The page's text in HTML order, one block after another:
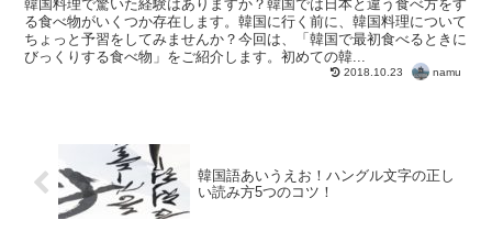
韓国料理で驚いた経験はありますか？韓国では日本と違う食べ方をす
る食べ物がいくつか存在します。韓国に行く前に、韓国料理について
ちょっと予習をしてみませんか？今回は、「韓国で最初食べるときに
びっくりする食べ物」をご紹介します。初めての韓...
2018.10.23 namu
韓国語あいうえお！ハングル文字の正し
い読み方5つのコツ！